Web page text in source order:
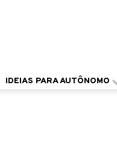
IDEIAS PARA AUTÔNOMO